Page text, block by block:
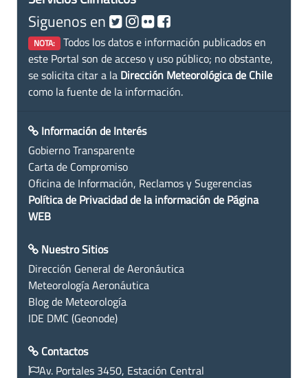
Siguenos en
NOTA: Todos los datos e información publicados en
este Portal son de acceso y uso público; no obstante,
se solicita citar a la Dirección Meteorológica de Chile
como la fuente de la información.
Información de Interés
Gobierno Transparente
Carta de Compromiso
Oficina de Información, Reclamos y Sugerencias
Política de Privacidad de la información de Página
WEB
Nuestro Sitios
Dirección General de Aeronáutica
Meteorología Aeronáutica
Blog de Meteorología
IDE DMC (Geonode)
Contactos
Av. Portales 3450, Estación Central